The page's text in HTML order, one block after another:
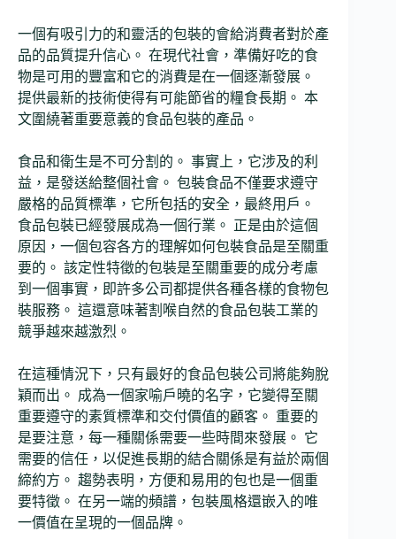
一個有吸引力的和靈活的包裝的會給消費者對於產
品的品質提升信心。 在現代社會，準備好吃的食
物是可用的豐富和它的消費是在一個逐漸發展。
提供最新的技術使得有可能節省的糧食長期。 本
文圍繞著重要意義的食品包裝的產品。
食品和衛生是不可分割的。 事實上，它涉及的利
益，是發送給整個社會。 包裝食品不僅要求遵守
嚴格的品質標準，它所包括的安全，最終用戶。
食品包裝已經發展成為一個行業。 正是由於這個
原因，一個包容各方的理解如何包裝食品是至關重
要的。 該定性特徵的包裝是至關重要的成分考慮
到一個事實，即許多公司都提供各種各樣的食物包
裝服務。 這還意味著割喉自然的食品包裝工業的
競爭越來越激烈。
在這種情況下，只有最好的食品包裝公司將能夠脫
穎而出。 成為一個家喻戶曉的名字，它變得至關
重要遵守的素質標準和交付價值的顧客。 重要的
是要注意，每一種關係需要一些時間來發展。 它
需要的信任，以促進長期的結合關係是有益於兩個
締約方。 趨勢表明，方便和易用的包也是一個重
要特徵。 在另一端的頻譜，包裝風格還嵌入的唯
一價值在呈現的一個品牌。